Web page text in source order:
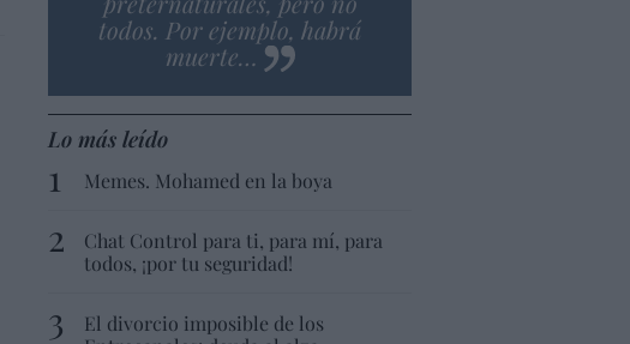
todos. Por ejemplo, habrá
muerte…
Lo más leído
Memes. Mohamed en la boya
Chat Control para ti, para mí, para
todos, ¡por tu seguridad!
El divorcio imposible de los